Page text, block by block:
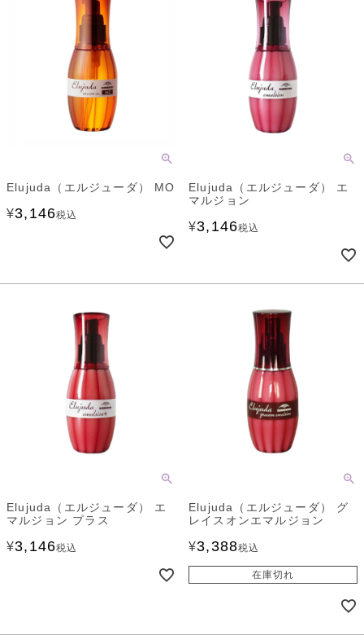
Elujuda（エルジューダ） MO
¥3,146税込
Elujuda（エルジューダ） エ
マルジョン
¥3,146税込
Elujuda（エルジューダ） エ
マルジョン プラス
¥3,146税込
Elujuda（エルジューダ） グ
レイスオンエマルジョン
¥3,388税込
在庫切れ